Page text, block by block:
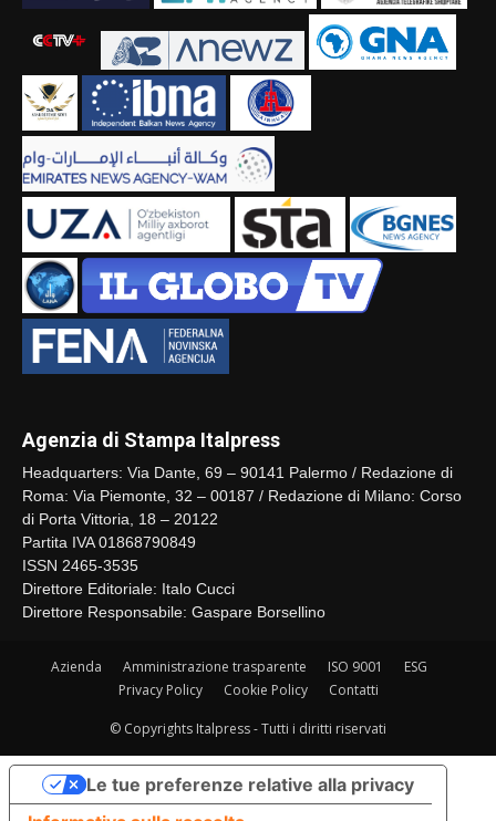
Agenzia di Stampa Italpress
Headquarters: Via Dante, 69 – 90141 Palermo / Redazione di
Roma: Via Piemonte, 32 – 00187 / Redazione di Milano: Corso
di Porta Vittoria, 18 – 20122
Partita IVA 01868790849
ISSN 2465-3535
Direttore Editoriale: Italo Cucci
Direttore Responsabile: Gaspare Borsellino
Azienda Amministrazione trasparente ISO 9001
ESG
Privacy Policy
Cookie Policy Contatti
© Copyrights Italpress - Tutti i diritti riservati
Le tue preferenze relative alla privacy